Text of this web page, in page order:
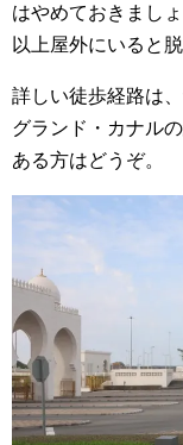
はやめておきまし
以上屋外にいると
詳しい徒歩経路は
グランド・カナル
ある方はどうぞ。